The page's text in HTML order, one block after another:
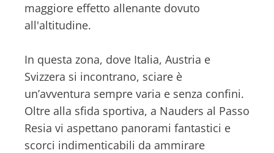
maggiore effetto allenante dovuto
all'altitudine.
In questa zona, dove Italia, Austria e
Svizzera si incontrano, sciare è
un’avventura sempre varia e senza confini.
Oltre alla sfida sportiva, a Nauders al Passo
Resia vi aspettano panorami fantastici e
scorci indimenticabili da ammirare